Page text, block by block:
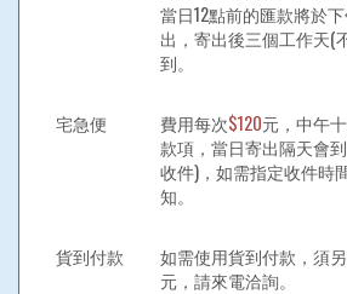
當日12點前的匯款將於
出，寄出後三個工作天(
到。
宅急便 費用每次$120元，中午
款項，當日寄出隔天會
收件)，如需指定收件時
知。
貨到付款 如需使用貨到付款，須
元，請來電洽詢。